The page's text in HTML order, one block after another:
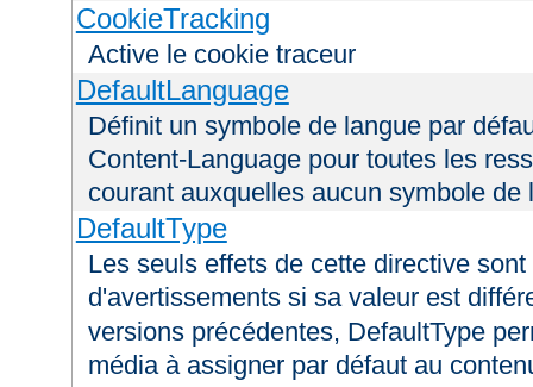
CookieTracking
Active le cookie traceur
DefaultLanguage
Définit un symbole de langue par
Content-Language pour toutes les
courant auxquelles aucun symbole de
DefaultType
Les seuls effets de cette directive
d'avertissements si sa valeur est
versions précédentes, DefaultType
média à assigner par défaut au